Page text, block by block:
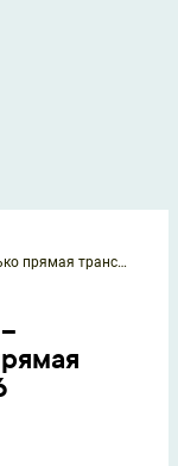
Где смотреть матч Гаити – Шотландия: во сколько прямая трансляция 14 июня 2026